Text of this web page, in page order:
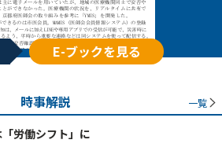
E-ブックを見る
時事解説 一覧
労働シフト」に